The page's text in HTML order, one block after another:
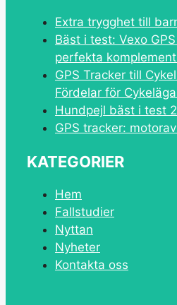
Extra trygghet till
Bäst i test: Vexo
perfekta
GPS Tracker till
Fördelar för
Hundpejl bäst i test
GPS tracker:
KATEGORIER
Hem
Fallstudier
Nyttan
Nyheter
Kontakta oss